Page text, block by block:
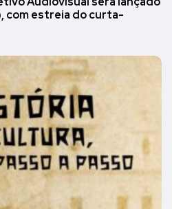
estreia do curta-